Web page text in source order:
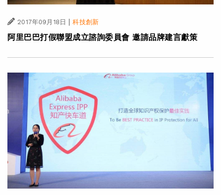
2017年09月18日 | 科技創新
阿里巴巴打假聯盟成立諮詢委員會 邀請品牌建言獻策